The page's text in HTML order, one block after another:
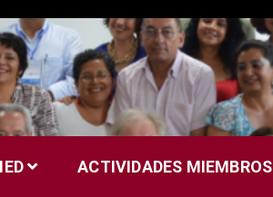
ACTIVIDADES MIEMBROS